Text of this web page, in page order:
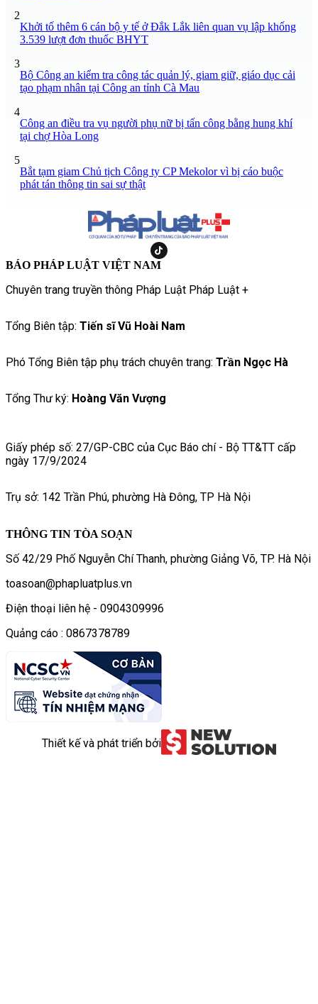
2
Khởi tố thêm 6 cán bộ y tế ở Đắk Lắk liên quan vụ lập khống
3.539 lượt đơn thuốc BHYT
3
Bộ Công an kiểm tra công tác quản lý, giam giữ, giáo dục cải
tạo phạm nhân tại Công an tỉnh Cà Mau
4
Công an điều tra vụ người phụ nữ bị tấn công bằng hung khí
tại chợ Hòa Long
5
Bắt tạm giam Chủ tịch Công ty CP Mekolor vì bị cáo buộc
phát tán thông tin sai sự thật
BÁO PHÁP LUẬT VIỆT NAM
Chuyên trang truyền thông Pháp Luật Pháp Luật +
Tổng Biên tập: Tiến sĩ Vũ Hoài Nam
Phó Tổng Biên tập phụ trách chuyên trang: Trần Ngọc Hà
Tổng Thư ký: Hoàng Văn Vượng
Giấy phép số: 27/GP-CBC của Cục Báo chí - Bộ TT&TT cấp
ngày 17/9/2024
Trụ sở: 142 Trần Phú, phường Hà Đông, TP Hà Nội
THÔNG TIN TÒA SOẠN
Số 42/29 Phố Nguyễn Chí Thanh, phường Giảng Võ, TP. Hà Nội
toasoan@phapluatplus.vn
Điện thoại liên hệ - 0904309996
Quảng cáo : 0867378789
Thiết kế và phát triển bởi